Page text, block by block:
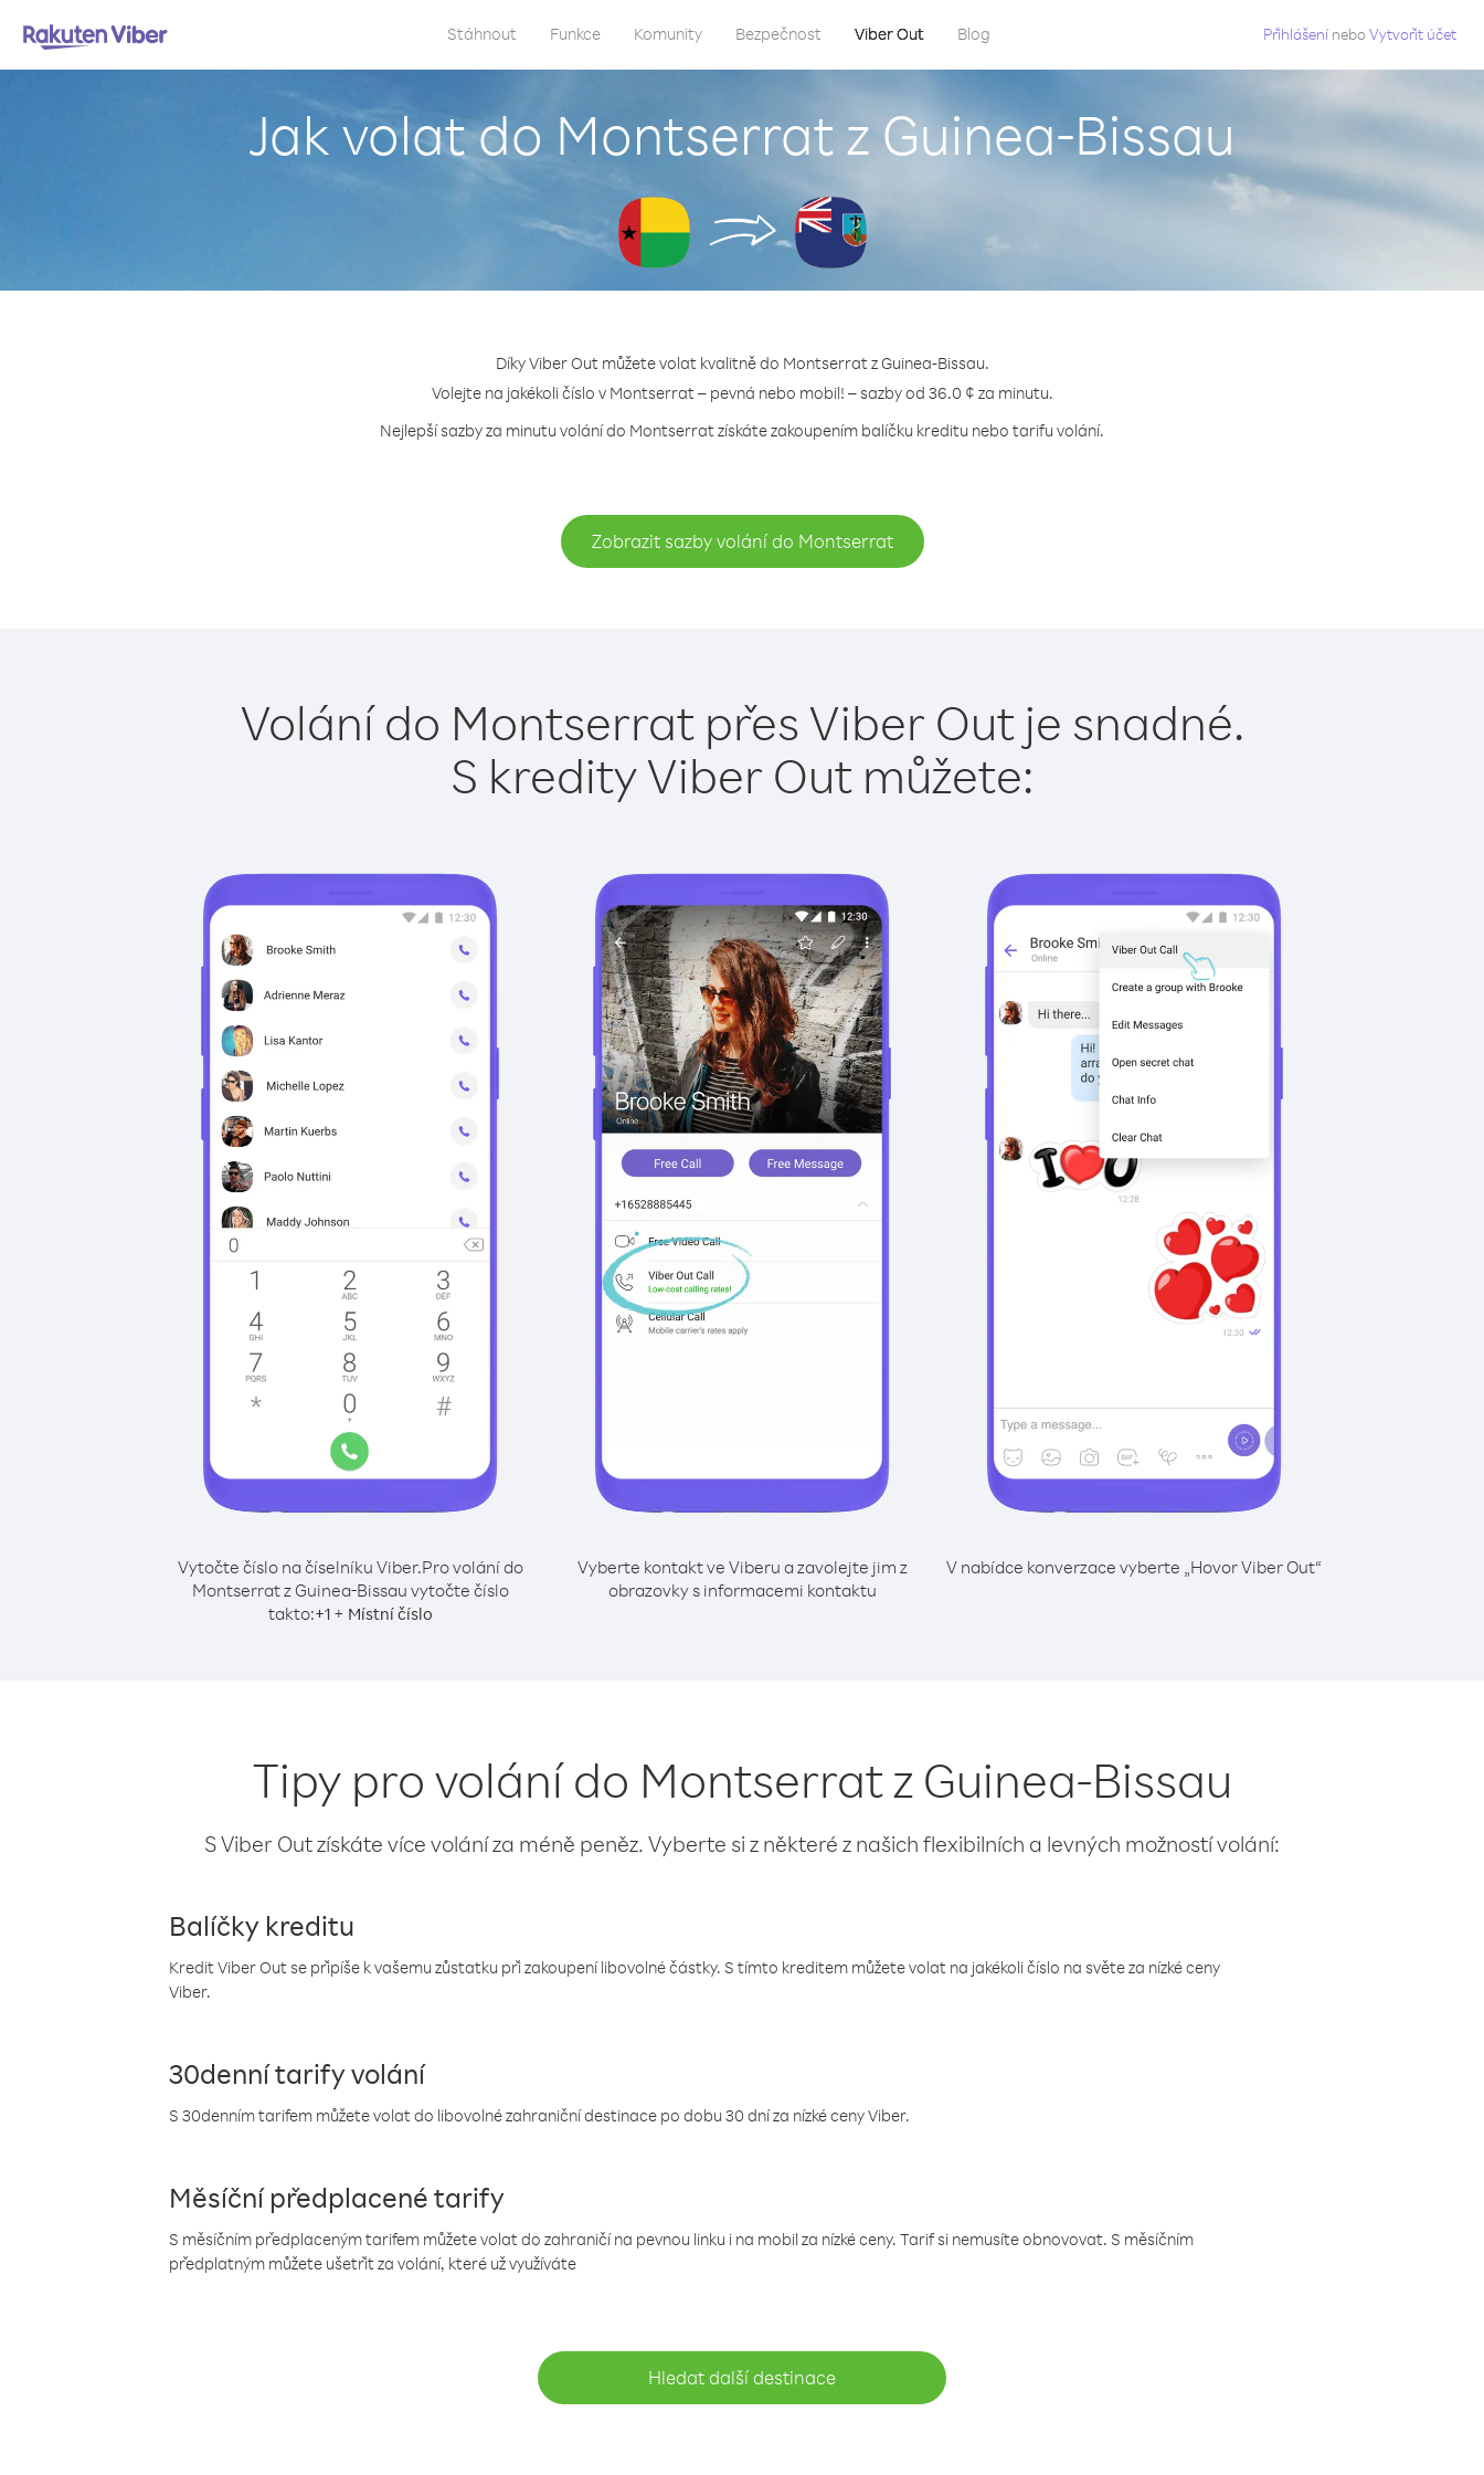
Stáhnout Funkce Komunity Bezpečnost Viber Out Blog Přihlášení neboVytvořit účet
Jak volat do Montserrat z Guinea-Bissau
Díky Viber Out můžete volat kvalitně do Montserrat z Guinea-Bissau.
Volejte na jakékoli číslo v Montserrat – pevná nebo mobil! – sazby od 36.0 ¢ za minutu.
Nejlepší sazby za minutu volání do Montserrat získáte zakoupením balíčku kreditu nebo tarifu volání.
Zobrazit sazby volání do Montserrat
Volání do Montserrat přes Viber Out je snadné.
S kredity Viber Out můžete:
Vytočte číslo na číselníku Viber.Pro volání do
Montserrat z Guinea-Bissau vytočte číslo
takto:+1+ Místní číslo
Vyberte kontakt ve Viberu a zavolejte jim z
obrazovky s informacemi kontaktu
V nabídce konverzace vyberte „Hovor Viber Out“
Tipy pro volání do Montserrat z Guinea-Bissau
S Viber Out získáte více volání za méně peněz. Vyberte si z některé z našich flexibilních a levných možností volání:
Balíčky kreditu
Kredit Viber Out se připíše k vašemu zůstatku při zakoupení libovolné částky. S tímto kreditem můžete volat na jakékoli číslo na světe za nízké ceny
Viber.
30denní tarify volání
S 30denním tarifem můžete volat do libovolné zahraniční destinace po dobu 30 dní za nízké ceny Viber.
Měsíční předplacené tarify
S měsíčním předplaceným tarifem můžete volat do zahraničí na pevnou linku i na mobil za nízké ceny. Tarif si nemusíte obnovovat. S měsíčním
předplatným můžete ušetřit za volání, které už využíváte
Hledat další destinace